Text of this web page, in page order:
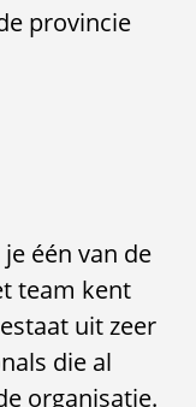
provincie
één van de
team kent
uit zeer
die al
organisatie.